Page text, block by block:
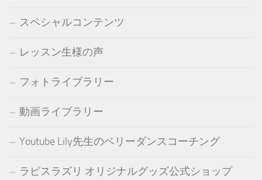
スペシャルコンテンツ
レッスン生様の声
フォトライブラリー
動画ライブラリー
Youtube Lily先生のベリーダンスコーチング
ラピスラズリ オリジナルグッズ公式ショップ